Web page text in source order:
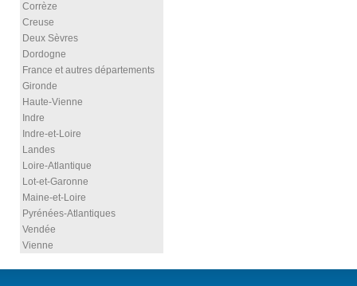
Corrèze
Creuse
Deux Sèvres
Dordogne
France et autres départements
Gironde
Haute-Vienne
Indre
Indre-et-Loire
Landes
Loire-Atlantique
Lot-et-Garonne
Maine-et-Loire
Pyrénées-Atlantiques
Vendée
Vienne